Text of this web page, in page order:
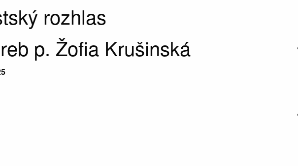
rozhlas
p. Žofia Krušinská